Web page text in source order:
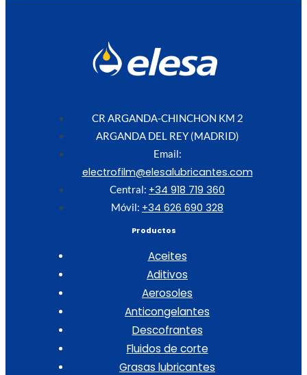
CR ARGANDA-CHINCHON KM 2
ARGANDA DEL REY (MADRID)
Email:
electrofilm@elesalubricantes.com
Central: +34 918 719 360
Móvil: +34 626 690 328
Productos
Aceites
Aditivos
Aerosoles
Anticongelantes
Descofrantes
Fluidos de corte
Grasas lubricantes